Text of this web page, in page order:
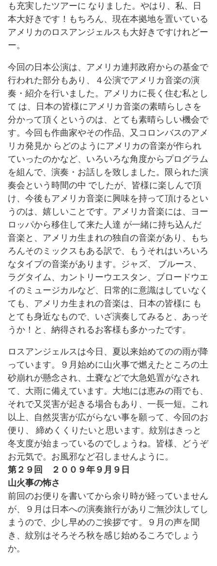
も充実したツアーに なりました。やはり、私、日
本大好きです！もちろん、現在本拠地を置いている
アメリカのロスアンジェルスも大好きですけれどー
ー。
今回の日本公演は、アメリカ連邦政府からの基金で
行われた部分もあり、４公演でアメリカ音楽の演
奏・紹介を行いました。アメリカに長く住む私とし
て は、日本の皆様にアメリカ音楽の素晴らしさを
分かって頂くというのは、とても素晴らしい機会で
す。今回も作曲家やその作品、又コロンバスのアメ
リカ発見か らどのようにアメリカの音楽が作られ
ていったのかなど、いろいろな角度からプログラム
を組んで、演奏・お話しを致しました。限られた演
奏会という時間の中 でしたが、皆様に楽しんで頂
け、今後もアメリカ音楽に興味を持って頂けるとい
うのは、嬉しいことです。アメリカ音楽には、ヨー
ロッパから移住して来た人達 が一緒に持ち込んだ
音楽と、アメリカ生まれの独自の音楽があり、もち
ろんそのミックスもある訳で、もうそれはいろいろ
なタイプの音楽があります。ジャズ、 ブルース、
ラグタイム、カントリーウエスタン、ブロードウエ
イのミュージカルなど、日常的に意識はしていなく
ても、アメリカ生まれの音楽は、日本の皆様に も
とても身近なもので、いざ演奏してみると、あっそ
うか！と、納得されるお客様も多かったです。
ロスアンジェルスは今日、夏以来始めてのの雨が降
っています。９月始めに山火事で燃えたところの土
砂崩れが懸念され、土嚢などで大急処置がなされ
て、大雨に備えています。大地には恵みの雨でも、
それで又災害が起きる場合もあり、一長一短。これ
以上、自然災害が広がらない事を願って、今回のお
便り、 締めくくりたいと思います。紋別はきっと
冬支度が始まっているのでしょうね。皆様、どうぞ
お元気で。お風邪など召しませんように。
第２９回 ２００９年９月９日
山火事の怖さ
前回のお便りを書いてから余り時が経っていません
が、９月は日本への演奏旅行がありご無沙汰してし
まうので、少し早めのご挨拶です。９月の声を聞
き、紋別はそろそろ秋を感じ始めるころでしょう
か。